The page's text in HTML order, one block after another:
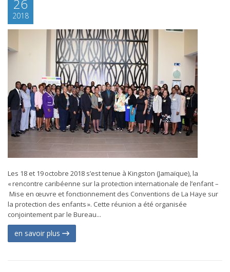
26
2018
Les 18 et 19 octobre 2018 s’est tenue à Kingston (Jamaïque), la
« rencontre caribéenne sur la protection internationale de l’enfant –
Mise en œuvre et fonctionnement des Conventions de La Haye sur
la protection des enfants ». Cette réunion a été organisée
conjointement par le Bureau...
en savoir plus